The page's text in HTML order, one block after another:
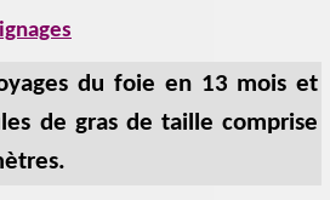
du foie en 13 mois et
de gras de taille comprise